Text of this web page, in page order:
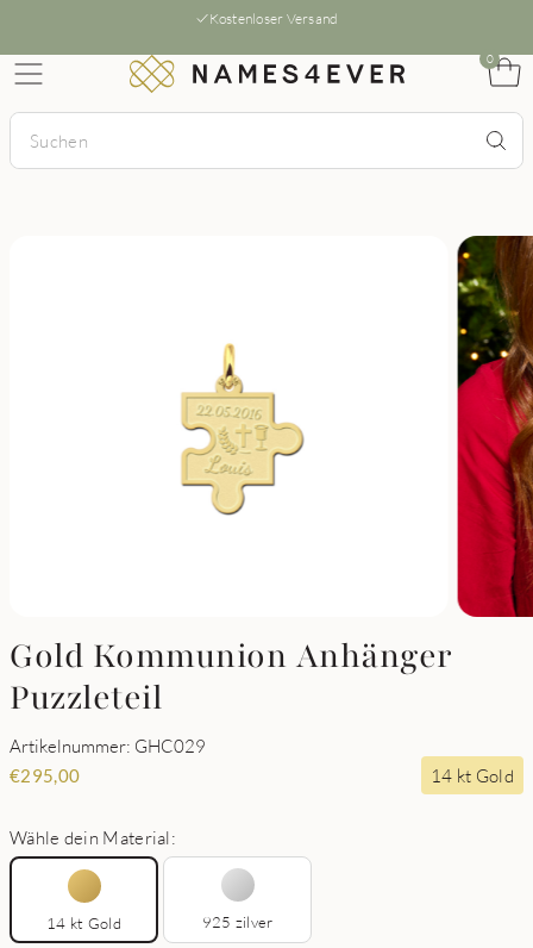
Kostenloser Versand
0
Gold Kommunion Anhänger
Puzzleteil
Artikelnummer: GHC029
€295,00 14 kt Gold
Wähle dein Material:
14 kt Gold 925 zilver